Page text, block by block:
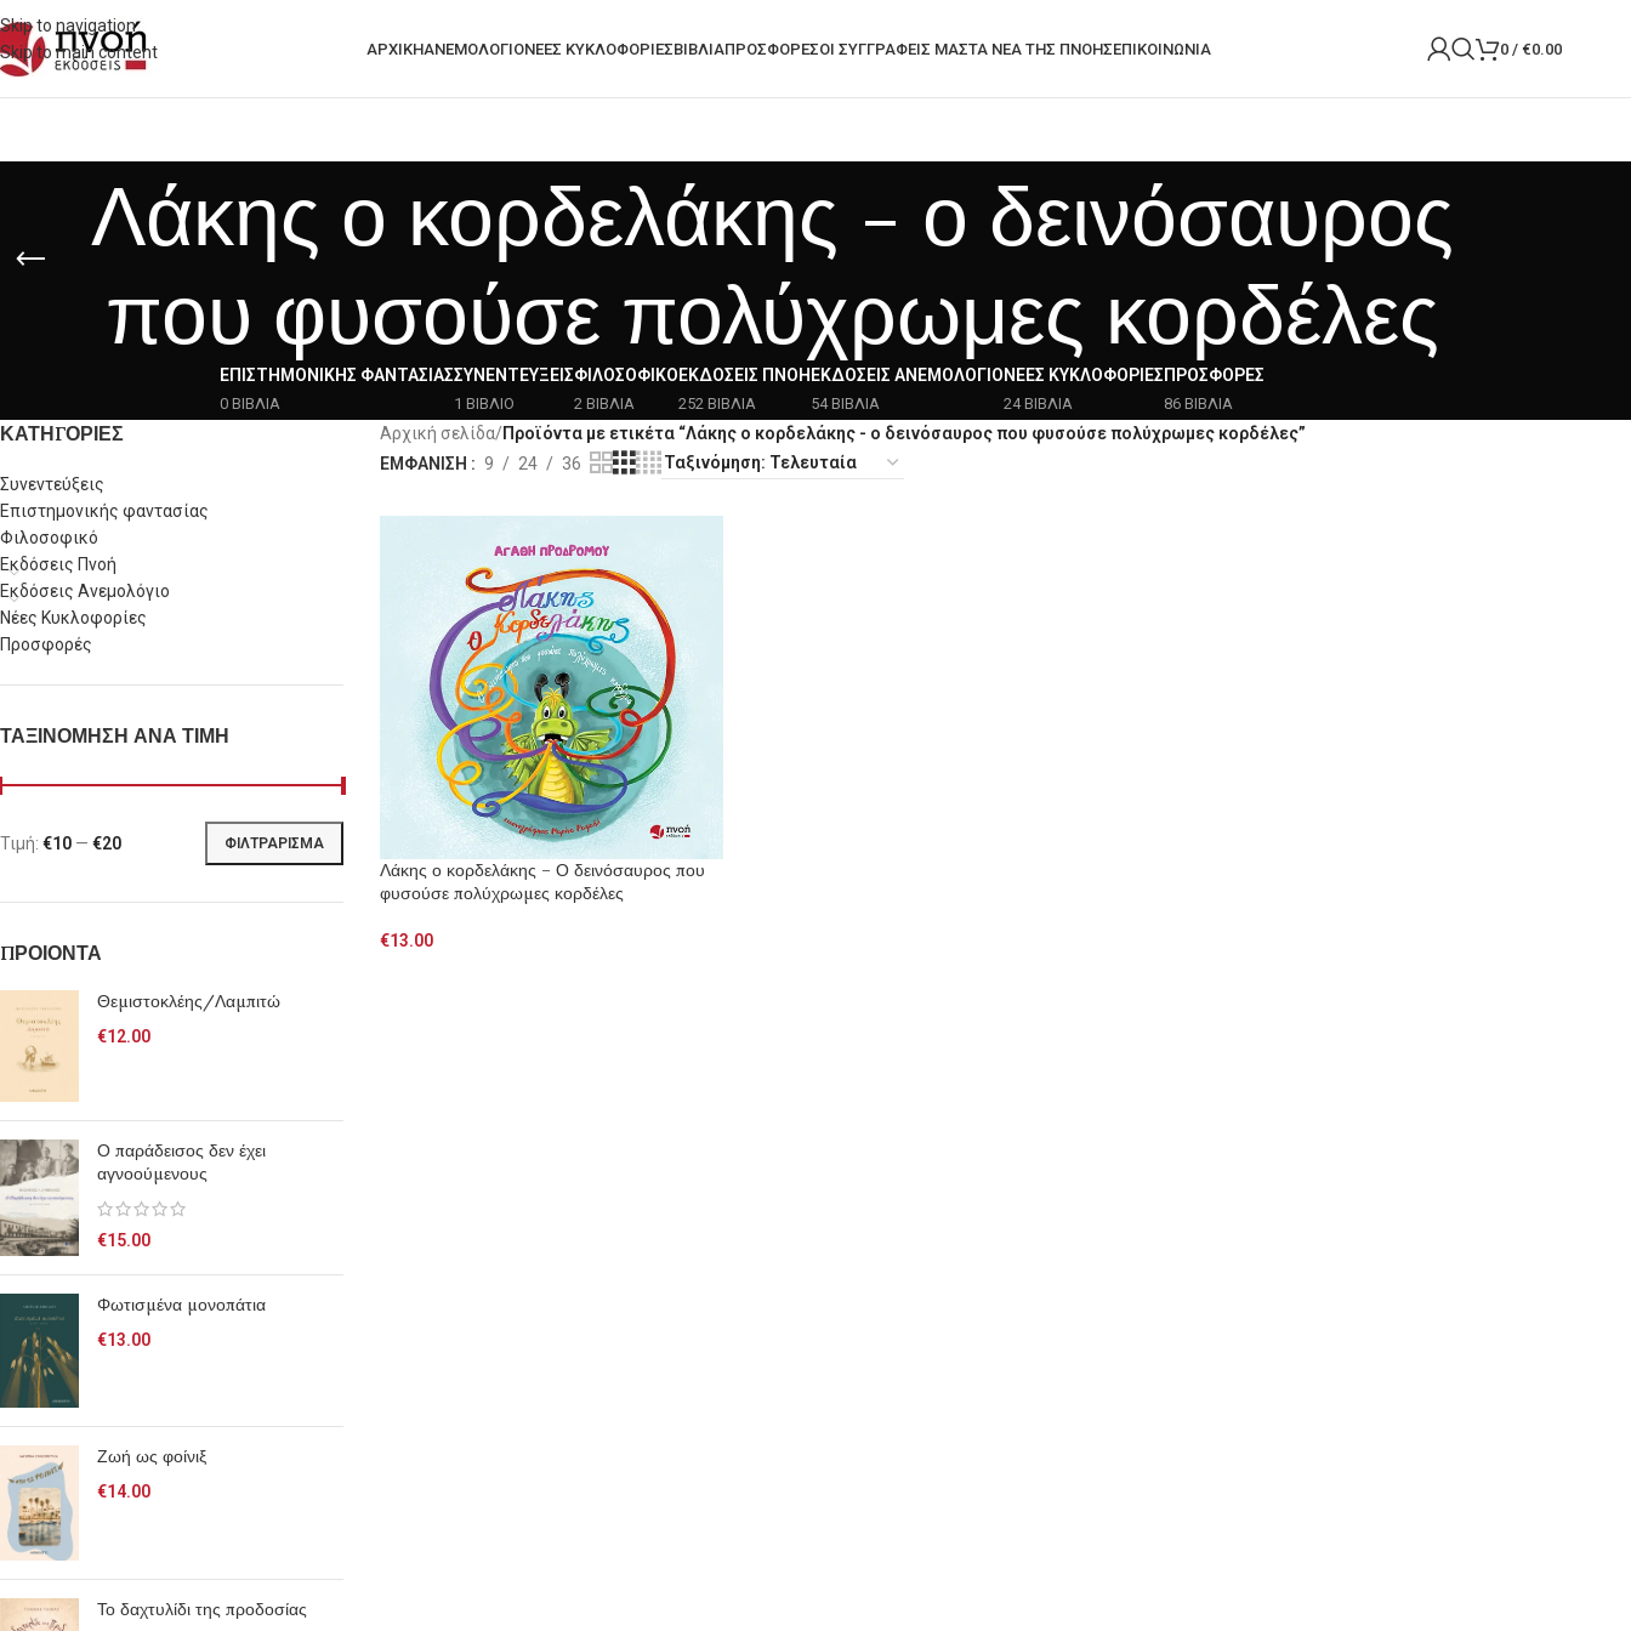
Skip to navigation
Skip to main content
ΑΡΧΙΚΗΑΝΕΜΟΛΟΓΙΟΝΈΕΣ ΚΥΚΛΟΦΟΡΊΕΣΒΙΒΛΙΑΠΡΟΣΦΟΡΈΣΟΙ ΣΥΓΓΡΑΦΕΙΣ ΜΑΣΤΑ ΝΈΑ ΤΗΣ ΠΝΟΉΣΕΠΙΚΟΙΝΩΝΙΑ 0 / €0.00
Λάκης ο κορδελάκης - ο δεινόσαυρος
που φυσούσε πολύχρωμες κορδέλες
ΕΠΙΣΤΗΜΟΝΙΚΉΣ ΦΑΝΤΑΣΊΑΣ
0 ΒΙΒΛΙΑ
ΣΥΝΕΝΤΕΎΞΕΙΣ
1 ΒΙΒΛΙΟ
ΦΙΛΟΣΟΦΙΚΌ
2 ΒΙΒΛΙΑ
ΕΚΔΌΣΕΙΣ ΠΝΟΉ
252 ΒΙΒΛΙΑ
ΕΚΔΌΣΕΙΣ ΑΝΕΜΟΛΌΓΙΟ
54 ΒΙΒΛΙΑ
ΝΈΕΣ ΚΥΚΛΟΦΟΡΊΕΣ
24 ΒΙΒΛΙΑ
ΠΡΟΣΦΟΡΈΣ
86 ΒΙΒΛΙΑ
ΚΑΤΗΓΟΡΙΕΣ
Συνεντεύξεις
Επιστημονικής φαντασίας
Φιλοσοφικό
Εκδόσεις Πνοή
Εκδόσεις Ανεμολόγιο
Νέες Κυκλοφορίες
Προσφορές
ΤΑΞΙΝΟΜΗΣΗ ΑΝΑ ΤΙΜΗ
ΦΙΛΤΡΆΡΙΣΜΑ
Τιμή: €10 — €20
ΠΡΟΙΟΝΤΑ
Θεμιστοκλέης/Λαμπιτώ
€12.00
Ο παράδεισος δεν έχει
αγνοούμενους
€15.00
Φωτισμένα μονοπάτια
€13.00
Ζωή ως φοίνιξ
€14.00
Το δαχτυλίδι της προδοσίας
Αρχική σελίδα/Προϊόντα με ετικέτα “Λάκης ο κορδελάκης - ο δεινόσαυρος που φυσούσε πολύχρωμες κορδέλες”
ΕΜΦΑΝΙΣΗ
9 24 36
Λάκης ο κορδελάκης – Ο δεινόσαυρος που
φυσούσε πολύχρωμες κορδέλες
€13.00